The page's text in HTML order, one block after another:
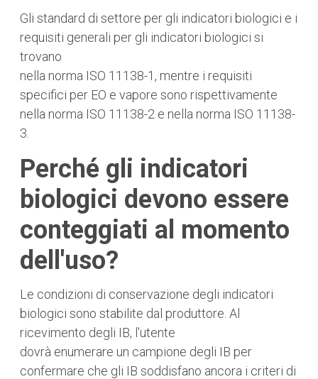
Gli standard di settore per gli indicatori biologici e i
requisiti generali per gli indicatori biologici si
trovano
nella norma ISO 11138-1, mentre i requisiti
specifici per EO e vapore sono rispettivamente
nella norma ISO 11138-2 e nella norma ISO 11138-
3.
Perché gli indicatori
biologici devono essere
conteggiati al momento
dell'uso?
Le condizioni di conservazione degli indicatori
biologici sono stabilite dal produttore. Al
ricevimento degli IB, l'utente
dovrà enumerare un campione degli IB per
confermare che gli IB soddisfano ancora i criteri di